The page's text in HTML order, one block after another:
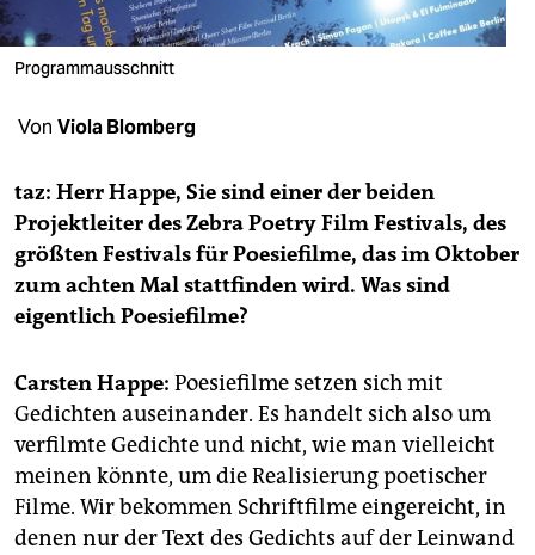
verlag
veranstaltungen
shop
unterstützen
abo
genossenschaft
Programmausschnitt
Von Viola Blomberg
taz: Herr Happe, Sie sind einer der beiden
Projektleiter des Zebra Poetry Film Festivals, des
größten Festivals für Poesiefilme, das im Oktober
zum achten Mal stattfinden wird. Was sind
eigentlich Poesiefilme?
Carsten Happe: Poesiefilme setzen sich mit
Gedichten auseinander. Es handelt sich also um
verfilmte Gedichte und nicht, wie man vielleicht
meinen könnte, um die Realisierung poe­ti­scher
Filme. Wir bekommen Schriftfilme eingereicht, in
denen nur der Text des Gedichts auf der Leinwand